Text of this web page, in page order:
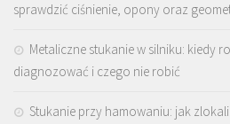
sprawdzić ciśnienie, opony oraz
Metaliczne stukanie w silniku: kiedy
diagnozować i czego nie robić
Stukanie przy hamowaniu: jak